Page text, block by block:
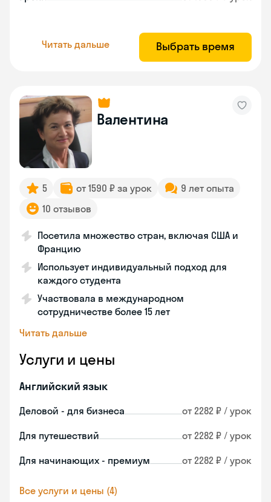
Читать дальше Выбрать время
Валентина
5 от 1590 ₽ за урок
9 лет опыта
10 отзывов
Посетила множество стран, включая США и
Францию
Использует индивидуальный подход для
каждого студента
Участвовала в международном
сотрудничестве более 15 лет
Читать дальше
Услуги и цены
Английский язык
Деловой - для бизнеса от 2282 ₽ / урок
Для путешествий от 2282 ₽ / урок
Для начинающих - премиум от 2282 ₽ / урок
Все услуги и цены (4)